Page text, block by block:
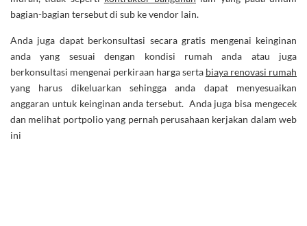
bagian-bagian tersebut di sub ke vendor lain.
Anda juga dapat berkonsultasi secara gratis mengenai keinginan
anda yang sesuai dengan kondisi rumah anda atau juga
berkonsultasi mengenai perkiraan harga serta biaya renovasi rumah
yang harus dikeluarkan sehingga anda dapat menyesuaikan
anggaran untuk keinginan anda tersebut. Anda juga bisa mengecek
dan melihat portpolio yang pernah perusahaan kerjakan dalam web
ini